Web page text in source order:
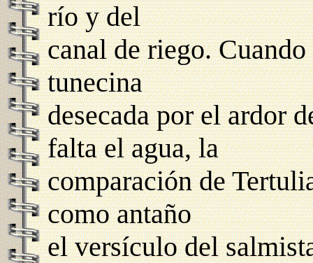
río y del
canal de riego.
tunecina
desecada por el ardor
falta el agua, la
comparación de
como antaño
el versículo del